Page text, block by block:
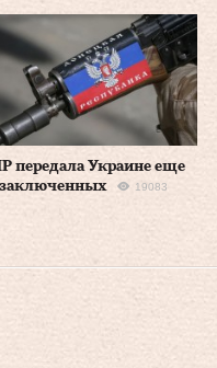
передала Украине еще
19083